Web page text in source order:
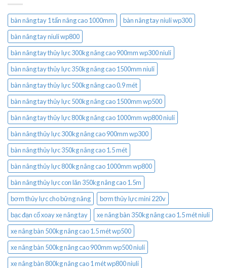
bàn nâng tay 1 tấn nâng cao 1000mm
bàn nâng tay niuli wp300
bàn nâng tay niuli wp800
bàn nâng tay thủy lực 300kg nâng cao 900mm wp300 niuli
bàn nâng tay thủy lực 350kg nâng cao 1500mm niuli
bàn nâng tay thủy lực 500kg nâng cao 0.9 mét
bàn nâng tay thủy lực 500kg nâng cao 1500mm wp500
bàn nâng tay thủy lực 800kg nâng cao 1000mm wp800 niuli
bàn nâng thủy lực 300kg nâng cao 900mm wp300
bàn nâng thủy lực 350kg nâng cao 1.5 mét
bàn nâng thủy lực 800kg nâng cao 1000mm wp800
bàn nâng thủy lực con lăn 350kg nâng cao 1.5m
bơm thủy lực cho bửng nâng
bơm thủy lực mini 220v
bạc đạn cổ xoay xe nâng tay
xe nâng bàn 350kg nâng cao 1.5 mét niuli
xe nâng bàn 500kg nâng cao 1.5 mét wp500
xe nâng bàn 500kg nâng cao 900mm wp500 niuli
xe nâng bàn 800kg nâng cao 1 mét wp800 niuli